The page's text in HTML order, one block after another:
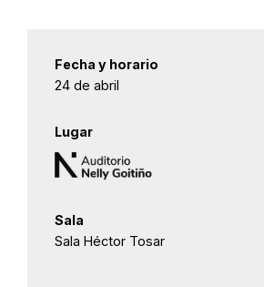
Fecha y horario
24 de abril
Lugar
Sala
Sala Héctor Tosar